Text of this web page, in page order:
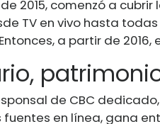
2015, comenzó a cubrir
TV en vivo hasta
a partir de 2016,
de CBC
en línea, gana